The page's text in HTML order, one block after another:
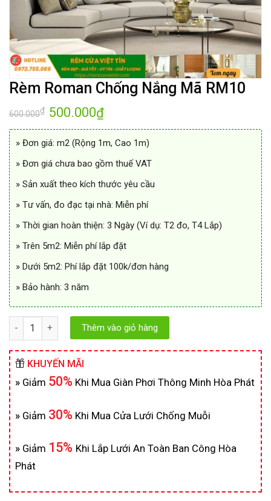
Rèm Roman Chống Nắng Mã RM10
600.000₫ Giá
gốc
500.000₫Giá
500.000₫.
» Đơn giá: m2 (Rộng 1m, Cao 1m)
» Đơn giá chưa bao gồm thuế VAT
» Sản xuất theo kích thước yêu cầu
» Tư vấn, đo đạc tại nhà: Miễn phí
» Thời gian hoàn thiện: 3 Ngày (Ví dụ: T2 đo, T4 Lắp)
» Trên 5m2: Miễn phí lắp đặt
» Dưới 5m2: Phí lắp đặt 100k/đơn hàng
» Bảo hành: 3 năm
Số lượng Thêm vào giỏ hàng
KHUYẾN MÃI
» Giảm 50% Khi Mua Giàn Phơi Thông Minh Hòa Phát
» Giảm 30% Khi Mua Cửa Lưới Chống Muỗi
» Giảm 15% Khi Lắp Lưới An Toàn Ban Công Hòa
Phát